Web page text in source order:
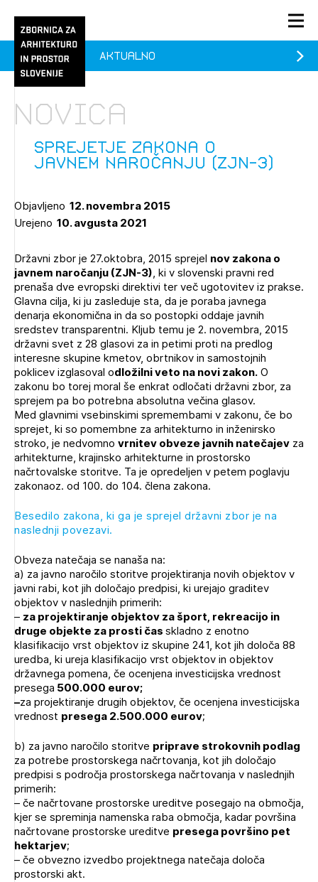
PRIJAVA
Članstvo
Praksa
O ZAPS
1/1
Pozdravljeni
PRIJAVITE SE
POZABLJENO GESLO
REGISTRIRAJTE SE
Sprejetje zakona o
javnem naročanju (ZJN-3)
Novica
Aktualno
Objavljeno 12. novembra 2015
Urejeno 10. avgusta 2021
Državni zbor je 27.oktobra, 2015 sprejel nov zakona o
javnem naročanju (ZJN-3), ki v slovenski pravni red
prenaša dve evropski direktivi ter več ugotovitev iz prakse.
Glavna cilja, ki ju zasleduje sta, da je poraba javnega
denarja ekonomična in da so postopki oddaje javnih
sredstev transparentni. Kljub temu je 2. novembra, 2015
državni svet z 28 glasovi za in petimi proti na predlog
interesne skupine kmetov, obrtnikov in samostojnih
poklicev izglasoval odložilni veto na novi zakon.O
zakonu bo torej moral še enkrat odločati državni zbor, za
sprejem pa bo potrebna absolutna večina glasov.
Med glavnimi vsebinskimi spremembami v zakonu, če bo
sprejet, ki so pomembne za arhitekturno in inženirsko
stroko, je nedvomno vrnitev obveze javnih natečajev za
arhitekturne, krajinsko arhitekturne in prostorsko
načrtovalske storitve. Ta je opredeljen v petem poglavju
zakonaoz. od 100. do 104. člena zakona.
Besedilo zakona, ki ga je sprejel državni zbor je na
naslednji povezavi.
Obveza natečaja se nanaša na:
a) za javno naročilo storitve projektiranja novih objektov v
javni rabi, kot jih določajo predpisi, ki urejajo graditev
objektov v naslednjih primerih:
– za projektiranje objektov za šport, rekreacijo in
druge objekte za prosti časskladno z enotno
klasifikacijo vrst objektov iz skupine 241, kot jih določa 88
uredba, ki ureja klasifikacijo vrst objektov in objektov
državnega pomena, če ocenjena investicijska vrednost
presega 500.000 eurov;
–za projektiranje drugih objektov, če ocenjena investicijska
vrednost presega 2.500.000 eurov;
b) za javno naročilo storitve priprave strokovnih podlag
za potrebe prostorskega načrtovanja, kot jih določajo
predpisi s področja prostorskega načrtovanja v naslednjih
primerih:
– če načrtovane prostorske ureditve posegajo na območja,
kjer se spreminja namenska raba območja, kadar površina
načrtovane prostorske ureditve presega površino pet
hektarjev;
– če obvezno izvedbo projektnega natečaja določa
prostorski akt.
1/2
Prijava na novičnik
Novičnike. Označite svojo izbiro.
Novičnike vam bomo pošiljali na vaš elektronski naslov.
Mesečni novičnik
Novičnik izobraževanj
Novičnik natečajev
Tedenski novičnik javnih naročil
Dnevne medijske objave
NAPREJ